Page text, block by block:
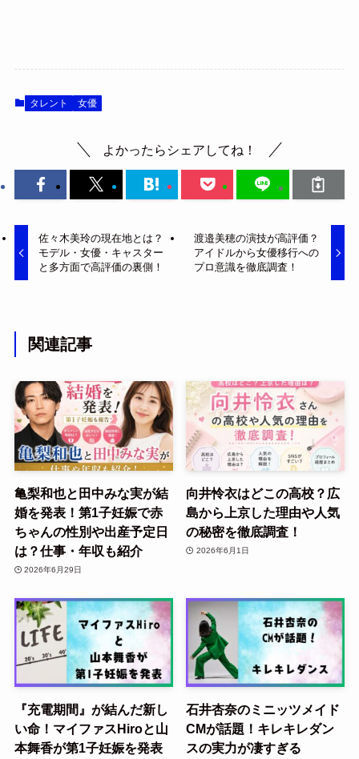
タレント 女優
よかったらシェアしてね！
佐々木美玲の現在地とは？
モデル・女優・キャスター
と多方面で高評価の裏側！
渡邉美穂の演技が高評価？
アイドルから女優移行への
プロ意識を徹底調査！
関連記事
亀梨和也と田中みな実が結
婚を発表！第1子妊娠で赤
ちゃんの性別や出産予定日
は？仕事・年収も紹介
2026年6月29日
向井怜衣はどこの高校？広
島から上京した理由や人気
の秘密を徹底調査！
2026年6月1日
『充電期間』が結んだ新し
い命！マイファスHiroと山
本舞香が第1子妊娠を発表
石井杏奈のミニッツメイド
CMが話題！キレキレダン
スの実力が凄すぎる